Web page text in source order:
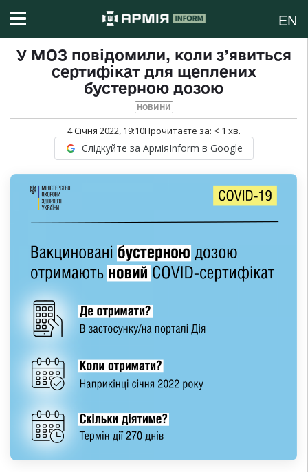
EN
У МОЗ повідомили, коли з’явиться
сертифікат для щеплених
бустерною дозою
НОВИНИ
4 Січня 2022, 19:10Прочитаєте за: < 1 хв.
Слідкуйте за АрміяInform в Google